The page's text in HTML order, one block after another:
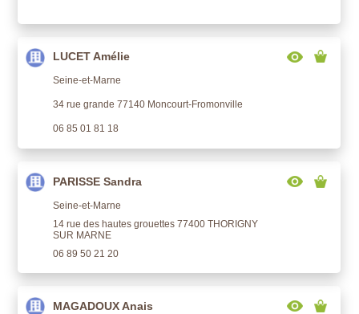
LUCET Amélie
Seine-et-Marne
34 rue grande 77140 Moncourt-Fromonville
06 85 01 81 18
PARISSE Sandra
Seine-et-Marne
14 rue des hautes grouettes 77400 THORIGNY
SUR MARNE
06 89 50 21 20
MAGADOUX Anais